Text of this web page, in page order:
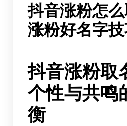
抖音涨粉怎
涨粉好名字
抖音涨粉取
个性与共鸣
衡